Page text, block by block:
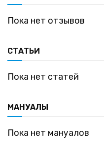
Пока нет отзывов
СТАТЬИ
Пока нет статей
МАНУАЛЫ
Пока нет мануалов